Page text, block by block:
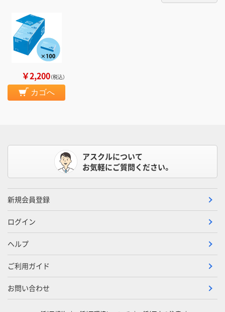
￥2,200（税込）
カゴへ
アスクルについて
お気軽にご質問ください。
新規会員登録
ログイン
ヘルプ
ご利用ガイド
お問い合わせ